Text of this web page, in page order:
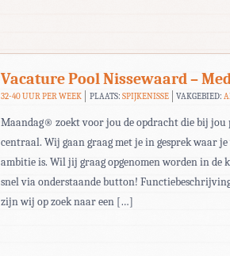
Vacature Pool Nissewaard –
32-40 UUR PER WEEK PLAATS: SPIJKENISSE VAKGEBIED:
Maandag® zoekt voor jou de opdracht die bij jou
centraal. Wij gaan graag met je in gesprek waar
ambitie is. Wil jij graag opgenomen worden in de
snel via onderstaande button!
zijn wij op zoek naar een […]